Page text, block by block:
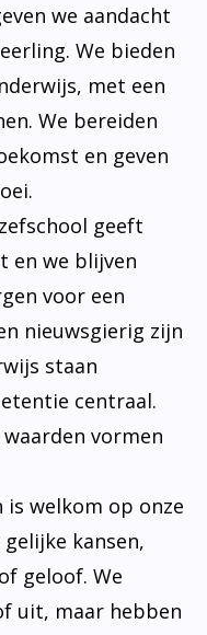
we aandacht
We bieden
met een
We bereiden
en geven
geeft
en we blijven
voor een
nieuwsgierig zijn
staan
centraal.
vormen
is welkom op onze
kansen,
geloof. We
uit, maar hebben